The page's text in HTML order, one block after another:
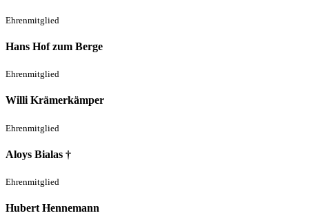
Ehrenmitglied
Hans Hof zum Berge
Ehrenmitglied
Willi Krämerkämper
Ehrenmitglied
Aloys Bialas †
Ehrenmitglied
Hubert Hennemann